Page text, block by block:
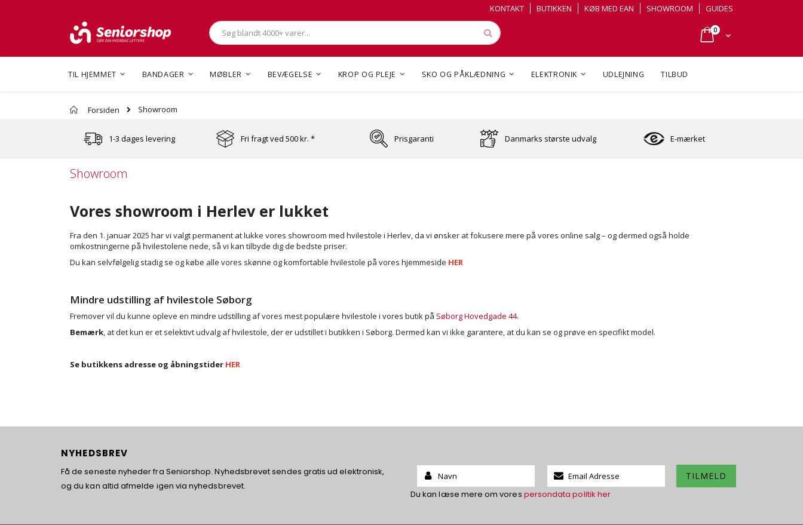
Cart
0varer
Søg
Søg
to
to
KONTAKT BUTIKKEN KØB MED EAN SHOWROOM GUIDES
TIL HJEMMET BANDAGER MØBLER BEVÆGELSE KROP OG PLEJE SKO OG PÅKLÆDNING ELEKTRONIK UDLEJNING TILBUD
Forsiden Showroom
1-3 dages levering Fri fragt ved 500 kr. * Prisgaranti Danmarks største udvalg E-mærket
Showroom
Vores showroom i Herlev er lukket
Fra den 1. januar 2025 har vi valgt permanent at lukke vores showroom med hvilestole i Herlev, da vi ønsker at fokusere mere på vores online salg – og dermed også holde
omkostningerne på hvilestolene nede, så vi kan tilbyde dig de bedste priser.
Du kan selvfølgelig stadig se og købe alle vores skønne og komfortable hvilestole på vores hjemmeside HER
Mindre udstilling af hvilestole Søborg
Fremover vil du kunne opleve en mindre udstilling af vores mest populære hvilestole i vores butik på Søborg Hovedgade 44.
Bemærk, at det kun er et selektivt udvalg af hvilestole, der er udstillet i butikken i Søborg. Dermed kan vi ikke garantere, at du kan se og prøve en specifikt model.
Se butikkens adresse og åbningstider HER
NYHEDSBREV
Få de seneste nyheder fra Seniorshop. Nyhedsbrevet sendes gratis ud elektronisk,
og du kan altid afmelde igen via nyhedsbrevet.
Name:
Tilmeld
dig
vores
TILMELD
Du kan læse mere om vores persondata politik her